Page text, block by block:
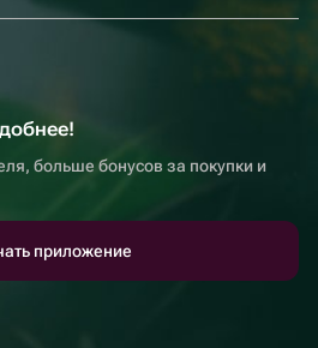
больше бонусов за покупки и
приложение